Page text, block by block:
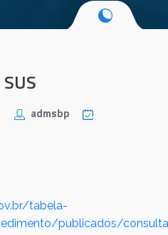
admsbp
tabela-
publicados/